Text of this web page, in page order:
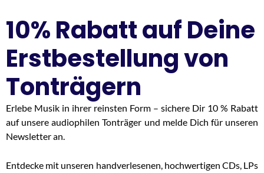
10% Rabatt auf Deine
Erstbestellung von
Tonträgern
Erlebe Musik in ihrer reinsten Form – sichere Dir 10 % Rabatt
auf unsere audiophilen Tonträger und melde Dich für unseren
Newsletter an.
Entdecke mit unseren handverlesenen, hochwertigen CDs, LPs